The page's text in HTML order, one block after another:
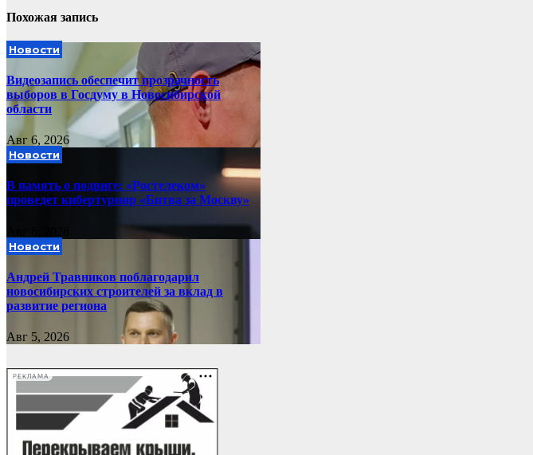
Похожая запись
Новости
Видеозапись обеспечит прозрачность
выборов в Госдуму в Новосибирской
области
Авг 6, 2026
Новости
В память о подвиге: «Ростелеком»
проведет кибертурнир «Битва за Москву»
Новости
Андрей Травников поблагодарил
новосибирских строителей за вклад в
развитие региона
Авг 5, 2026
РЕКЛАМА